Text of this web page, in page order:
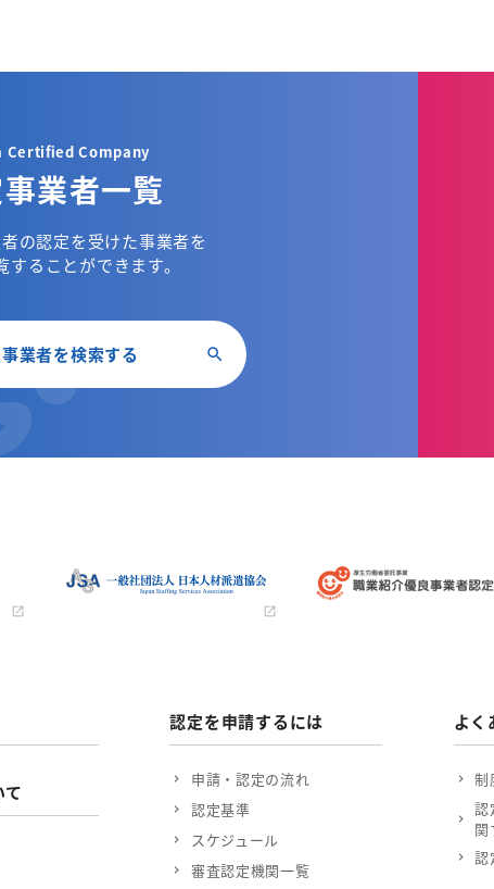
Certified Company
業者一覧
の認定を受けた事業者を
することができます。
業者を検索する
認定を申請するには
申請・認定の流れ
認定基準
スケジュール
審査認定機関一覧
よく
制
認
関
認